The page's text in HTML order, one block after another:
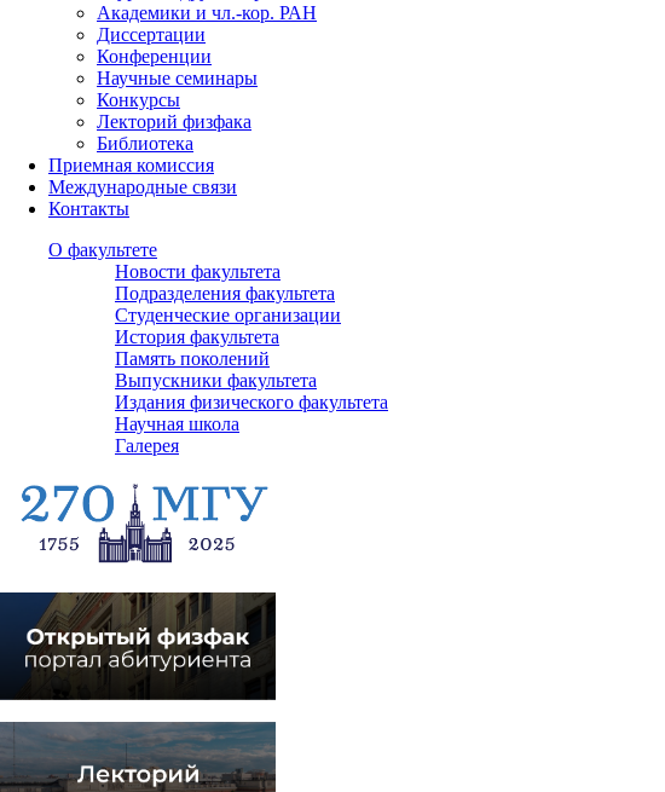
Академики и чл.-кор. РАН
Диссертации
Конференции
Научные семинары
Конкурсы
Лекторий физфака
Библиотека
Приемная комиссия
Международные связи
Контакты
О факультете
Новости факультета
Подразделения факультета
Студенческие организации
История факультета
Память поколений
Выпускники факультета
Издания физического факультета
Научная школа
Галерея